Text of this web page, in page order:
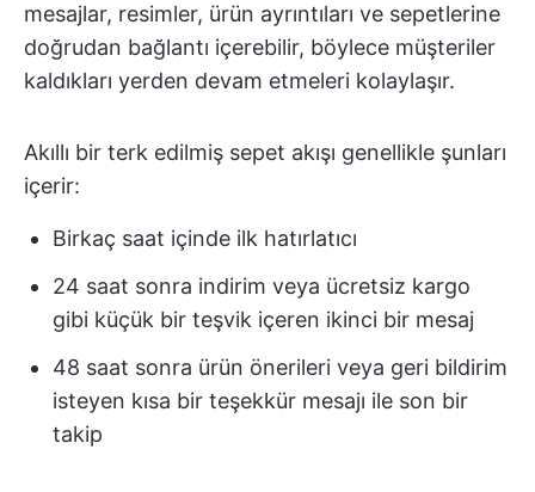
mesajlar, resimler, ürün ayrıntıları ve sepetlerine
doğrudan bağlantı içerebilir, böylece müşteriler
kaldıkları yerden devam etmeleri kolaylaşır.
Akıllı bir terk edilmiş sepet akışı genellikle şunları
içerir:
Birkaç saat içinde ilk hatırlatıcı
24 saat sonra indirim veya ücretsiz kargo
gibi küçük bir teşvik içeren ikinci bir mesaj
48 saat sonra ürün önerileri veya geri bildirim
isteyen kısa bir teşekkür mesajı ile son bir
takip